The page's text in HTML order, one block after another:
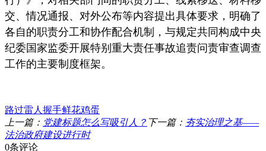
交、情况通报、对外公布等内容提出具体要求，明确了
各自的职责分工和协作配合机制，与规定共同构成中央
纪委国家监委开展特别重大责任事故追责问责审查调查
工作的主要制度框架。
路过雷人 握手鲜花鸡蛋
上一篇： 党建标题怎么写吸引人？ 下一篇： 夯实治理之基——
法治政府建设进行时
0条评论